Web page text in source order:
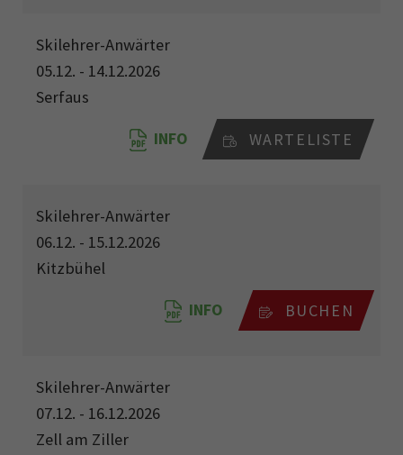
Skilehrer-Anwärter
05.12. - 14.12.2026
Serfaus
INFO WARTELISTE
Skilehrer-Anwärter
06.12. - 15.12.2026
Kitzbühel
INFO BUCHEN
Skilehrer-Anwärter
07.12. - 16.12.2026
Zell am Ziller